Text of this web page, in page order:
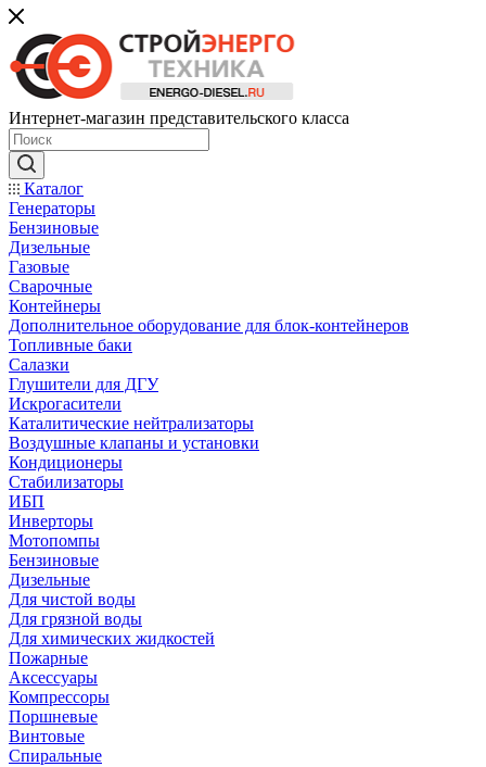
Интернет-магазин представительского класса
Каталог
Генераторы
Бензиновые
Дизельные
Газовые
Сварочные
Контейнеры
Дополнительное оборудование для блок-контейнеров
Топливные баки
Салазки
Глушители для ДГУ
Искрогасители
Каталитические нейтрализаторы
Воздушные клапаны и установки
Кондиционеры
Стабилизаторы
ИБП
Инверторы
Мотопомпы
Бензиновые
Дизельные
Для чистой воды
Для грязной воды
Для химических жидкостей
Пожарные
Аксессуары
Компрессоры
Поршневые
Винтовые
Спиральные